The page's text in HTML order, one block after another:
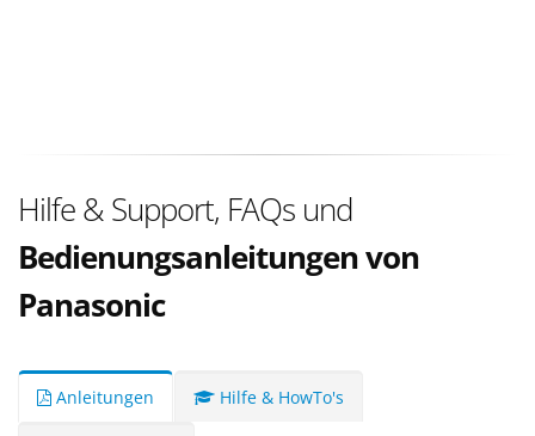
Hilfe & Support, FAQs und
Bedienungsanleitungen von
Panasonic
Anleitungen Hilfe & HowTo's